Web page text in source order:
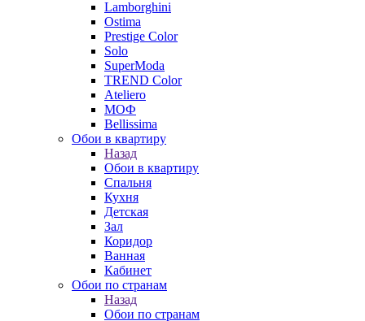
Lamborghini
Ostima
Prestige Color
Solo
SuperModa
TREND Color
Ateliero
МОФ
Bellissima
Обои в квартиру
Назад
Обои в квартиру
Спальня
Кухня
Детская
Зал
Коридор
Ванная
Кабинет
Обои по странам
Назад
Обои по странам